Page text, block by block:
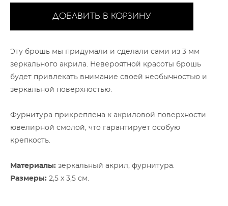
ДОБАВИТЬ В КОРЗИНУ
Эту брошь мы придумали и сделали сами из 3 мм
зеркального акрила. Невероятной красоты брошь
будет привлекать внимание своей необычностью и
зеркальной поверхностью.
Фурнитура прикреплена к акриловой поверхности
ювелирной смолой, что гарантирует особую
крепкость.
Материалы: зеркальный акрил, фурнитура.
Размеры: 2,5 х 3,5 см.